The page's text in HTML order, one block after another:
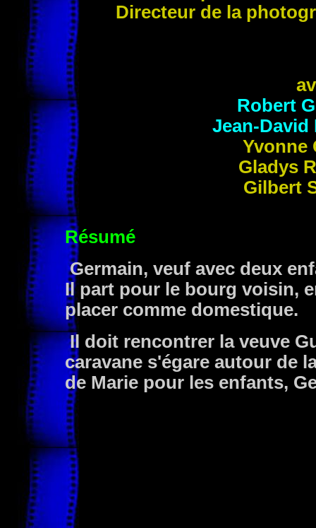
Directeur de la
Robert
Jean-David
Yvonne
Gladys
Gilbert
Résumé
Germain, veuf avec deux
Il part pour le bourg voisin,
placer comme domestique.
Il doit rencontrer la veuve
caravane s'égare autour de
de Marie pour les enfants,